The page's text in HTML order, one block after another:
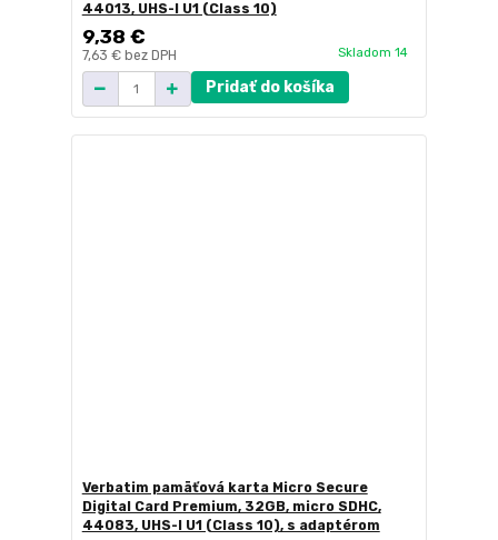
44013, UHS-I U1 (Class 10)
9,38 €
7,63 € bez DPH Skladom 14
Pridať do košíka
Verbatim pamäťová karta Micro Secure
Digital Card Premium, 32GB, micro SDHC,
44083, UHS-I U1 (Class 10), s adaptérom